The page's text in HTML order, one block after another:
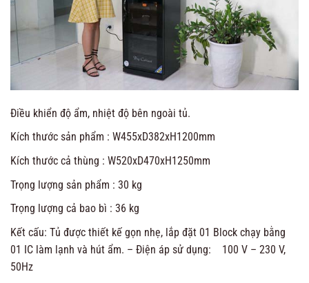
Điều khiển độ ẩm, nhiệt độ bên ngoài tủ.
Kích thước sản phẩm : W455xD382xH1200mm
Kích thước cả thùng : W520xD470xH1250mm
Trọng lượng sản phẩm : 30 kg
Trọng lượng cả bao bì : 36 kg
Kết cấu: Tủ được thiết kế gọn nhẹ, lắp đặt 01 Block chạy bằng
01 IC làm lạnh và hút ẩm. – Điện áp sử dụng: 100 V – 230 V,
50Hz